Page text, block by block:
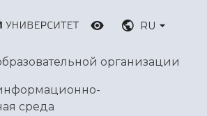
RU
организации
среда